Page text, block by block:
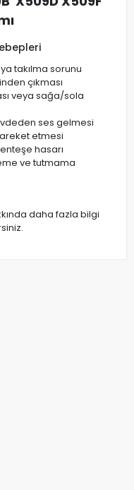
takılma sorunu
çıkması
veya sağa/sola
ses gelmesi
etmesi
hasarı
ve tutmama
daha fazla bilgi